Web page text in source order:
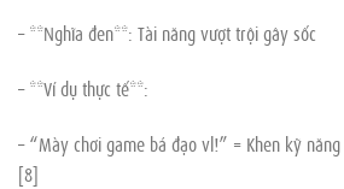
– **Nghĩa đen**: Tài năng vượt trội gây sốc
– **Ví dụ thực tế**:
– “Mày chơi game bá đạo vl!” = Khen kỹ
[8]